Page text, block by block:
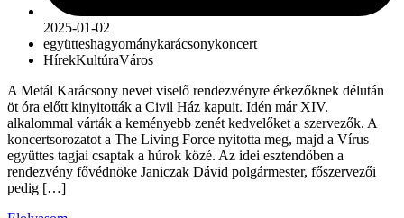
2025-01-02
együtteshagyománykarácsonykoncert
HírekKultúraVáros
A Metál Karácsony nevet viselő rendezvényre érkezőknek délután
öt óra előtt kinyitották a Civil Ház kapuit. Idén már XIV.
alkalommal várták a keményebb zenét kedvelőket a szervezők. A
koncertsorozatot a The Living Force nyitotta meg, majd a Vírus
együttes tagjai csaptak a húrok közé. Az idei esztendőben a
rendezvény fővédnöke Janiczak Dávid polgármester, főszervezői
pedig […]